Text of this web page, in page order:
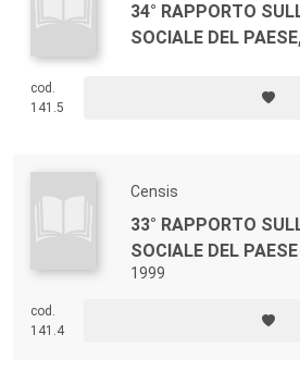
34° RAPPORTO
SOCIALE DEL
cod.
141.5
Censis
33° RAPPORTO
SOCIALE DEL PAESE
1999
cod.
141.4